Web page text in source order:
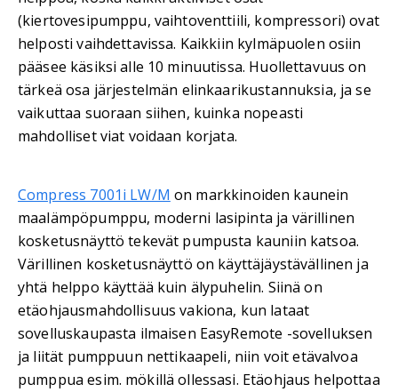
(kiertovesipumppu, vaihtoventtiili, kompressori) ovat
helposti vaihdettavissa. Kaikkiin kylmäpuolen osiin
pääsee käsiksi alle 10 minuutissa. Huollettavuus on
tärkeä osa järjestelmän elinkaarikustannuksia, ja se
vaikuttaa suoraan siihen, kuinka nopeasti
mahdolliset viat voidaan korjata.
Compress 7001i LW/M on markkinoiden kaunein
maalämpöpumppu, moderni lasipinta ja värillinen
kosketusnäyttö tekevät pumpusta kauniin katsoa.
Värillinen kosketusnäyttö on käyttäjäystävällinen ja
yhtä helppo käyttää kuin älypuhelin. Siinä on
etäohjausmahdollisuus vakiona, kun lataat
sovelluskaupasta ilmaisen EasyRemote -sovelluksen
ja liität pumppuun nettikaapeli, niin voit etävalvoa
pumppua esim. mökillä ollessasi. Etäohjaus helpottaa